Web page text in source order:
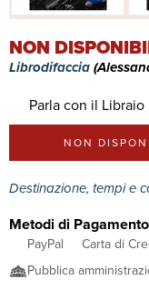
NON
Librodifaccia
Parla con il Libraio
NON
Destinazione, tempi e
Metodi di Pagamento
PayPal Carta di
Pubblica